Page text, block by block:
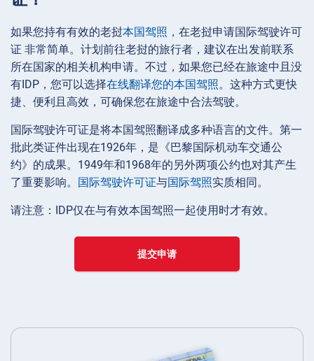
如果您持有有效的老挝本国驾照 ，在老挝申请国际驾驶许可
证 非常简单。计划前往老挝的旅行者，建议在出发前联系
所在国家的相关机构申请。不过，如果您已经在旅途中且没
有IDP，您可以选择在线翻译您的本国驾照。这种方式更快
捷、便利且高效，可确保您在旅途中合法驾驶。
国际驾驶许可证是将本国驾照翻译成多种语言的文件。第一
批此类证件出现在1926年，是《巴黎国际机动车交通公
约》的成果。1949年和1968年的另外两项公约也对其产生
了重要影响。
国际驾驶许可证与国际驾照实质相同。
请注意：IDP仅在与有效本国驾照一起使用时才有效。
提交申请